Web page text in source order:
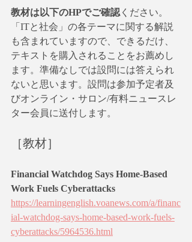
教材は以下のHPでご確認 ください。
「ITと社会」の各テーマに関する解説
も含まれていますので、できるだけ、
テキストを購入されることをお薦めし
ます。準備なしでは設問には答えられ
ないと思います。設問は参加予定者及
びオンライン・サロン/有料ニュースレ
ター会員に送付します。
［教材］
Financial Watchdog Says Home-Based
Work Fuels Cyberattacks
https://learningenglish.voanews.com/a/financ
ial-watchdog-says-home-based-work-fuels-
cyberattacks/5964536.html